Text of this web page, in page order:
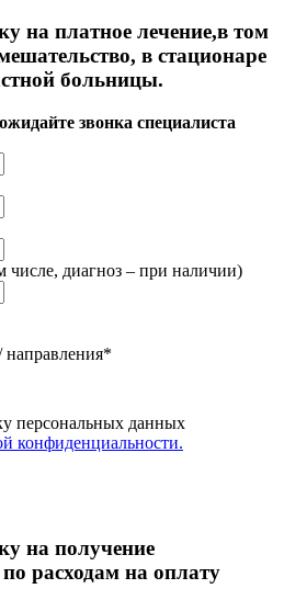
на платное лечение,в том
в стационаре
больницы.
звонка специалиста
диагноз – при наличии)
направления*
персональных данных
конфиденциальности.
на получение
расходам на оплату